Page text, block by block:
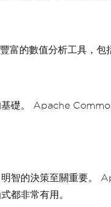
的數值分析工具，包
礎。 Apache
智的決策至關重要。
都非常有用。